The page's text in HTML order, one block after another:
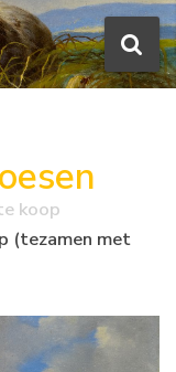
koop
(tezamen met